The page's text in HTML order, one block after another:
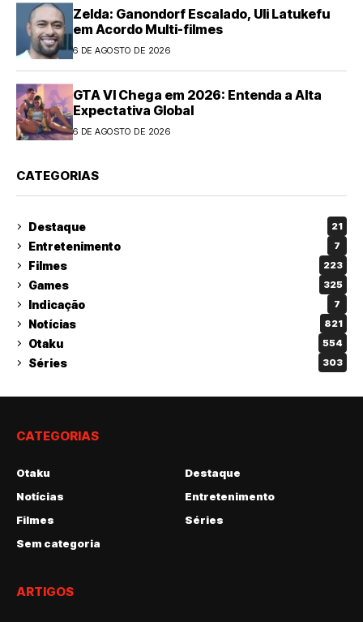
Zelda: Ganondorf Escalado, Uli Latukefu
em Acordo Multi-filmes
6 DE AGOSTO DE 2026
GTA VI Chega em 2026: Entenda a Alta
Expectativa Global
6 DE AGOSTO DE 2026
CATEGORIAS
Destaque 21
Entretenimento 7
Filmes 223
Games 325
Indicação 7
Notícias 821
Otaku 554
Séries 303
CATEGORIAS
Otaku
Destaque
Notícias
Entretenimento
Filmes
Séries
Sem categoria
ARTIGOS